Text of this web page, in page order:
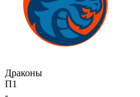
Драконы
П1
-